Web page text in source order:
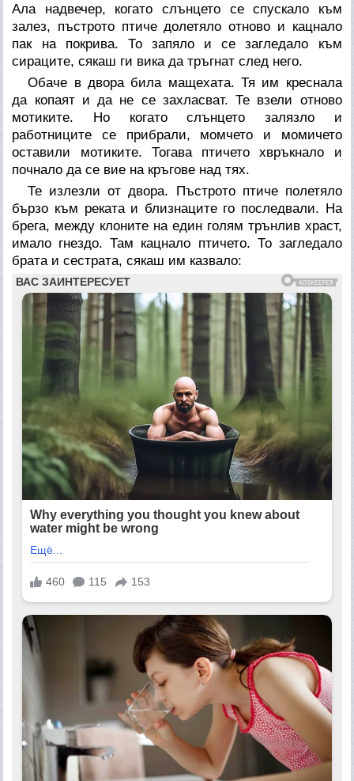
Ала надвечер, когато слънцето се спускало към
залез, пъстрото птиче долетяло отново и кацнало
пак на покрива. То запяло и се загледало към
сираците, сякаш ги вика да тръгнат след него.
Обаче в двора била мащехата. Тя им креснала
да копаят и да не се захласват. Те взели отново
мотиките. Но когато слънцето залязло и
работниците се прибрали, момчето и момичето
оставили мотиките. Тогава птичето хвръкнало и
почнало да се вие на кръгове над тях.
Те излезли от двора. Пъстрото птиче полетяло
бързо към реката и близнаците го последвали. На
брега, между клоните на един голям трънлив храст,
имало гнездо. Там кацнало птичето. То загледало
брата и сестрата, сякаш им казвало: